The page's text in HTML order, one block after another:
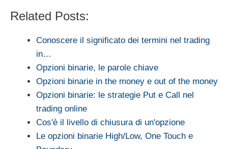
Related Posts:
Conoscere il significato dei termini nel trading
in…
Opzioni binarie, le parole chiave
Opzioni binarie in the money e out of the money
Opzioni binarie: le strategie Put e Call nel
trading online
Cos'è il livello di chiusura di un'opzione
Le opzioni binarie High/Low, One Touch e